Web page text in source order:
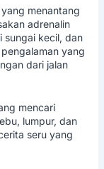
menantang
adrenalin
sungai kecil, dan
yang
dari jalan
mencari
lumpur, dan
seru yang